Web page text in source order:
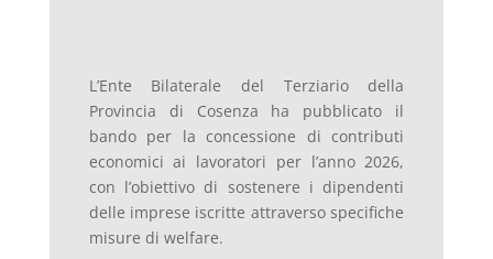
L’Ente Bilaterale del Terziario della
Provincia di Cosenza ha pubblicato il
bando per la concessione di contributi
economici ai lavoratori per l’anno 2026,
con l’obiettivo di sostenere i dipendenti
delle imprese iscritte attraverso specifiche
misure di welfare.